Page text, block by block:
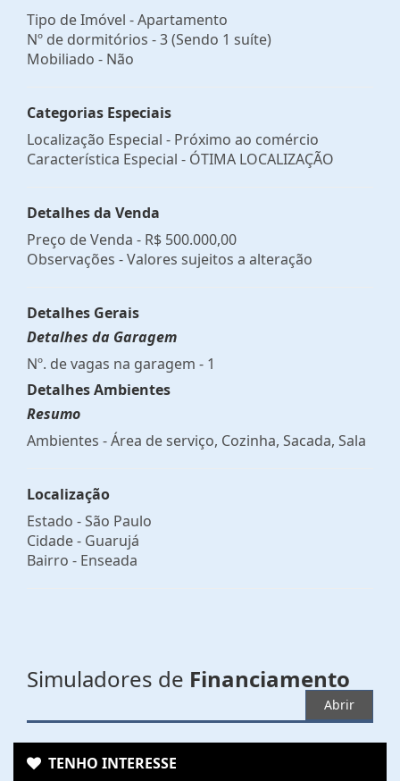
Tipo de Imóvel - Apartamento
Nº de dormitórios - 3 (Sendo 1 suíte)
Mobiliado - Não
Categorias Especiais
Localização Especial - Próximo ao comércio
Característica Especial - ÓTIMA LOCALIZAÇÃO
Detalhes da Venda
Preço de Venda - R$ 500.000,00
Observações - Valores sujeitos a alteração
Detalhes Gerais
Detalhes da Garagem
Nº. de vagas na garagem - 1
Detalhes Ambientes
Resumo
Ambientes - Área de serviço, Cozinha, Sacada, Sala
Localização
Estado -São Paulo
Cidade - Guarujá
Bairro - Enseada
Simuladores de Financiamento
Abrir
TENHO INTERESSE